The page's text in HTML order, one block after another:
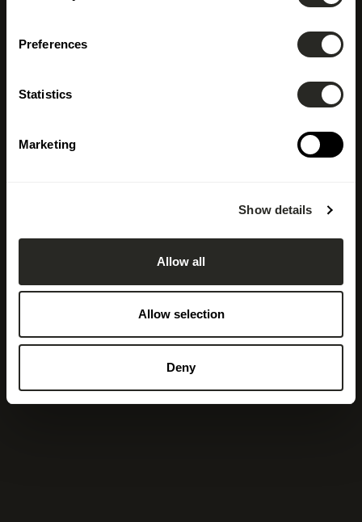
Preferences
Statistics
Marketing
Show details
Allow all
Allow selection
Deny